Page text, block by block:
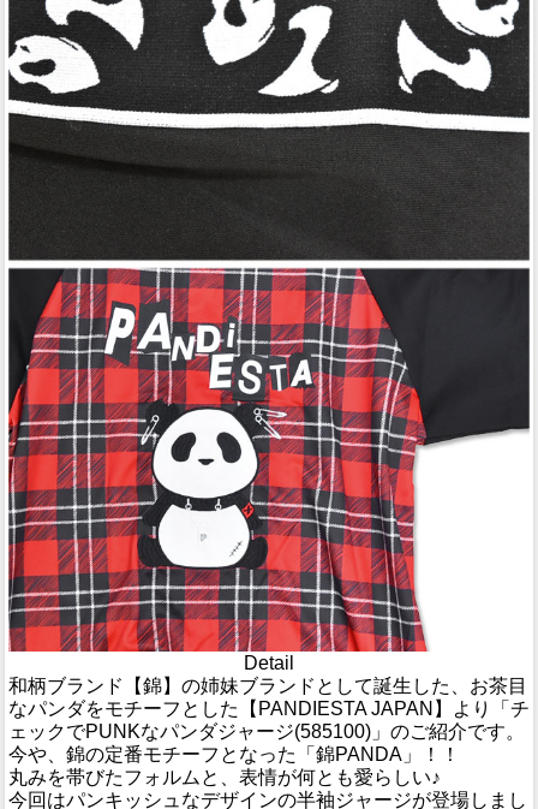
Detail
和柄ブランド【錦】の姉妹ブランドとして誕生した、お茶目
なパンダをモチーフとした【PANDIESTA JAPAN】より「チ
ェックでPUNKなパンダジャージ(585100)」のご紹介です。
今や、錦の定番モチーフとなった「錦PANDA」！！
丸みを帯びたフォルムと、表情が何とも愛らしい♪
今回はパンキッシュなデザインの半袖ジャージが登場しまし